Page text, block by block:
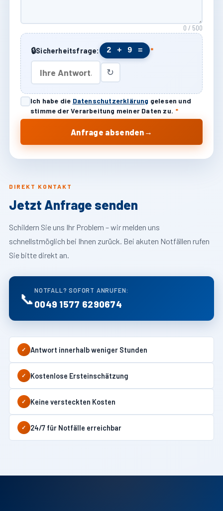
DIREKT KONTAKT
Jetzt Anfrage senden
Schildern Sie uns Ihr Problem – wir melden uns
schnellstmöglich bei Ihnen zurück. Bei akuten Notfällen rufen
Sie bitte direkt an.
📞 NOTFALL? SOFORT ANRUFEN:
0049 1577 6290674
✓ Antwort innerhalb weniger Stunden
✓ Kostenlose Ersteinschätzung
✓ Keine versteckten Kosten
✓ 24/7 für Notfälle erreichbar
0 / 500
🔒Sicherheitsfrage: 2 + 9 = *
↻
Ich habe die Datenschutzerklärung gelesen und
stimme der Verarbeitung meiner Daten zu. *
Anfrage absenden →